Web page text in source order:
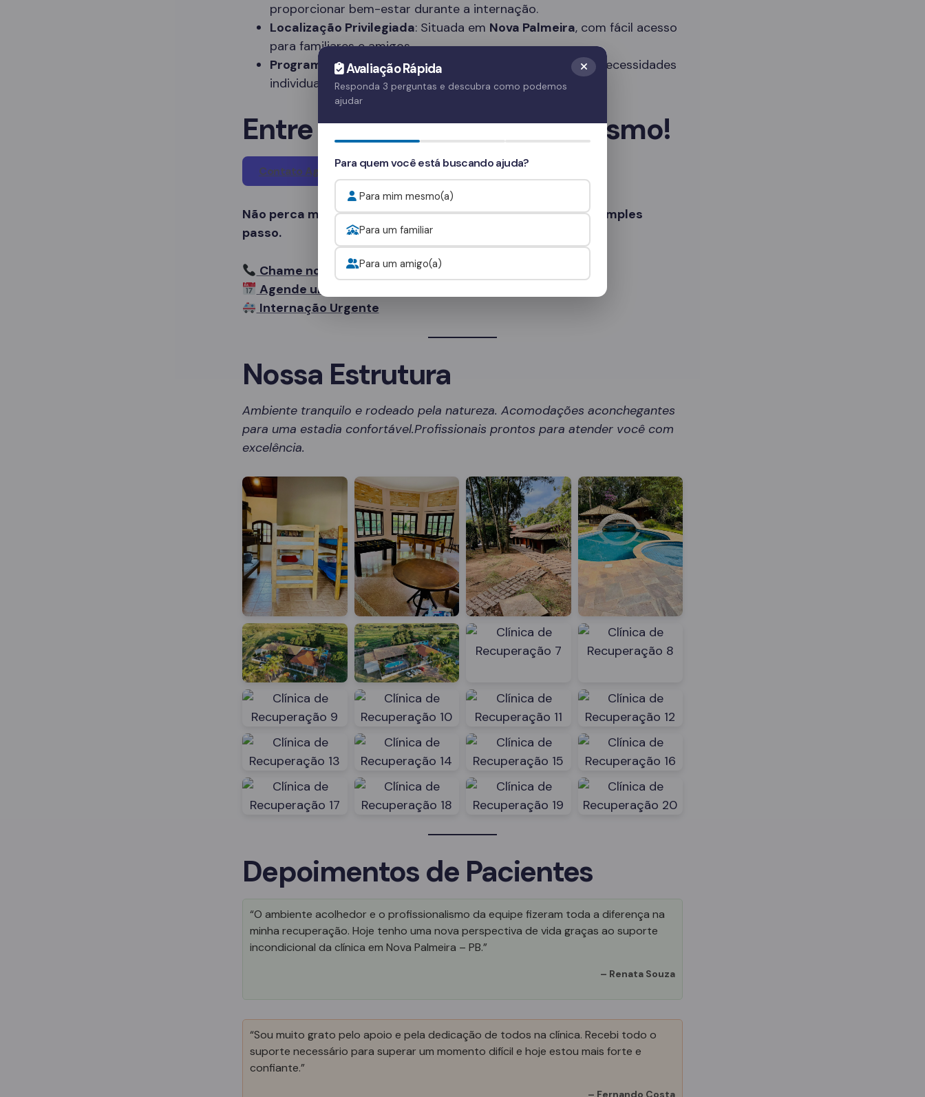
proporcionar bem-estar durante a internação.
Localização Privilegiada: Situada em Nova Palmeira, com fácil acesso
para familiares e amigos.
Programas Personalizados: Tratamentos adaptados às necessidades
individuais de cada paciente.
Entre em Contato Agora Mesmo!
Contato Agora
Não perca mais tempo. Sua recuperação começa com um simples
passo.
Chame no WhatsApp
Agende uma Avaliação Gratuita
Internação Urgente
Nossa Estrutura
Ambiente tranquilo e rodeado pela natureza. Acomodações aconchegantes
para uma estadia confortável.Profissionais prontos para atender você com
excelência.
Depoimentos de Pacientes
“O ambiente acolhedor e o profissionalismo da equipe fizeram toda a diferença na
minha recuperação. Hoje tenho uma nova perspectiva de vida graças ao suporte
incondicional da clínica em Nova Palmeira – PB.”
– Renata Souza
“Sou muito grato pelo apoio e pela dedicação de todos na clínica. Recebi todo o
suporte necessário para superar um momento difícil e hoje estou mais forte e
confiante.”
– Fernando Costa
Avaliação Rápida
Responda 3 perguntas e descubra como podemos
ajudar
Para quem você está buscando ajuda?
Para mim mesmo(a)
Para um familiar
Para um amigo(a)